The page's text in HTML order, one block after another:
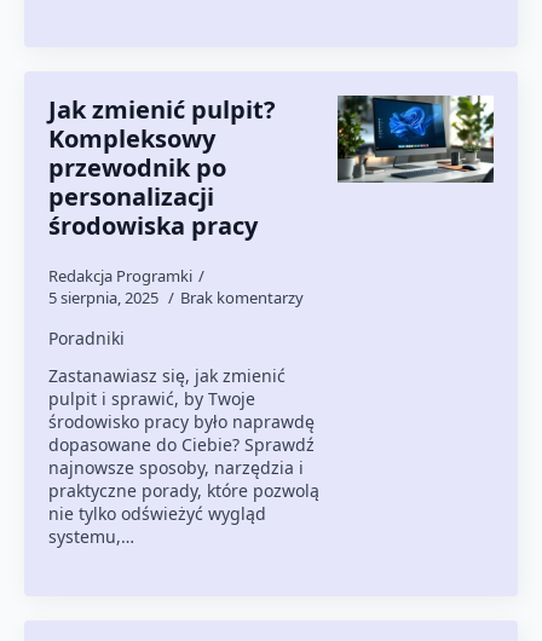
Jak zmienić pulpit?
Kompleksowy
przewodnik po
personalizacji
środowiska pracy
Redakcja Programki
5 sierpnia, 2025
Brak komentarzy
Poradniki
Zastanawiasz się, jak zmienić
pulpit i sprawić, by Twoje
środowisko pracy było naprawdę
dopasowane do Ciebie? Sprawdź
najnowsze sposoby, narzędzia i
praktyczne porady, które pozwolą
nie tylko odświeżyć wygląd
systemu,…